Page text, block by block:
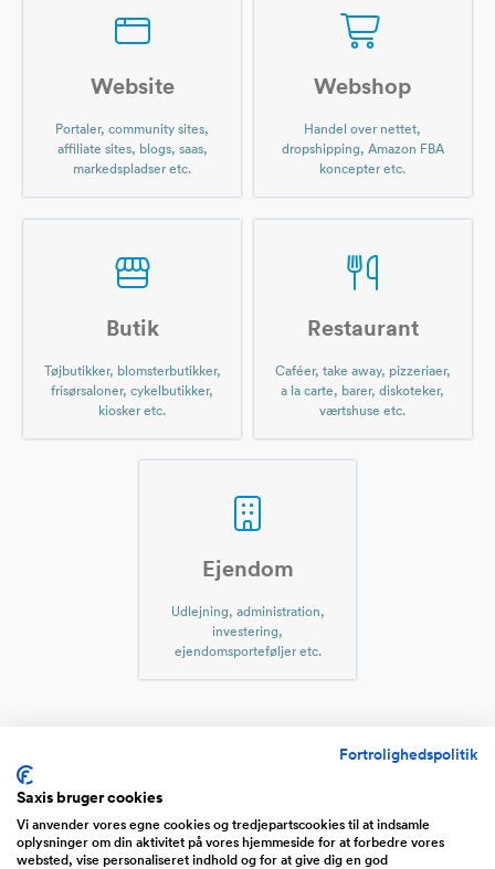
Website
Portaler, community sites,
affiliate sites, blogs, saas,
markedspladser etc.
Webshop
Handel over nettet,
dropshipping, Amazon FBA
koncepter etc.
Butik
Tøjbutikker, blomsterbutikker,
frisørsaloner, cykelbutikker,
kiosker etc.
Restaurant
Caféer, take away, pizzeriaer,
a la carte, barer, diskoteker,
værtshuse etc.
Ejendom
Udlejning, administration,
investering,
ejendomsporteføljer etc.
Biobrændsel
Miljø og affald
Fortrolighedspolitik
Saxis bruger cookies
Vi anvender vores egne cookies og tredjepartscookies til at indsamle
oplysninger om din aktivitet på vores hjemmeside for at forbedre vores
websted, vise personaliseret indhold og for at give dig en god